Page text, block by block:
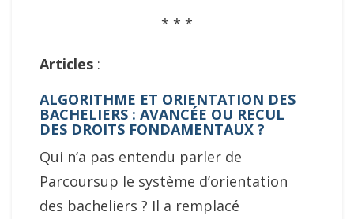
* * *
Articles :
ALGORITHME ET ORIENTATION DES
BACHELIERS : AVANCÉE OU RECUL
DES DROITS FONDAMENTAUX ?
Qui n’a pas entendu parler de
Parcoursup le système d’orientation
des bacheliers ? Il a remplacé